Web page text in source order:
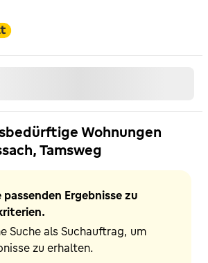
Wohnungen
Tamsweg
Ergebnisse zu
Suche als Suchauftrag, um
zu erhalten.